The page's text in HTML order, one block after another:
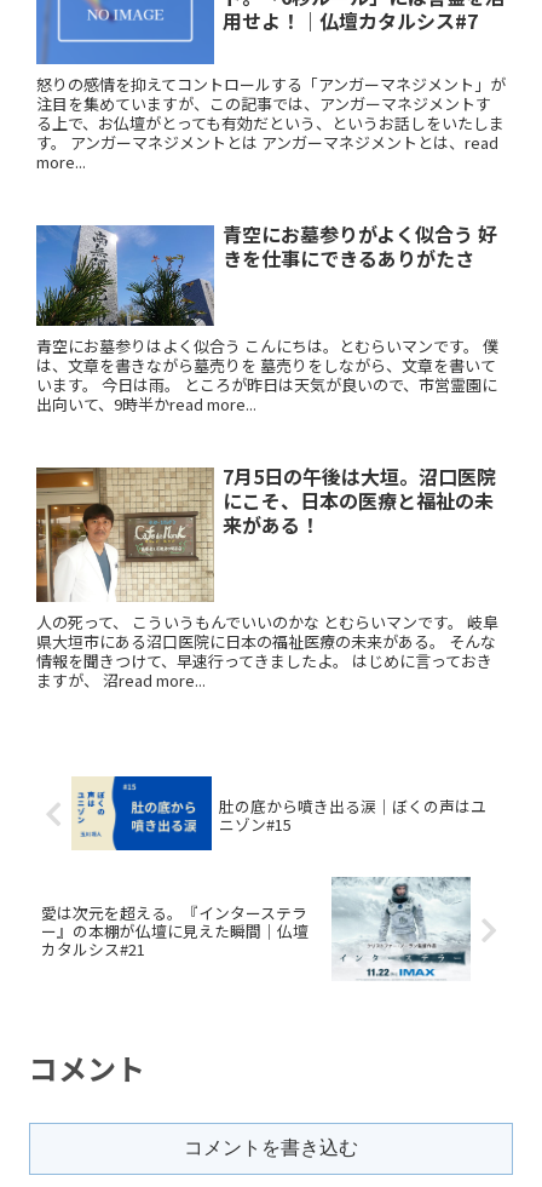
用せよ！｜仏壇カタルシス#7
怒りの感情を抑えてコントロールする「アンガーマネジメント」が
注目を集めていますが、この記事では、アンガーマネジメントす
る上で、お仏壇がとっても有効だという、というお話しをいたしま
す。 アンガーマネジメントとは アンガーマネジメントとは、read
more...
青空にお墓参りがよく似合う 好
きを仕事にできるありがたさ
青空にお墓参りはよく似合う こんにちは。とむらいマンです。 僕
は、文章を書きながら墓売りを 墓売りをしながら、文章を書いて
います。 今日は雨。 ところが昨日は天気が良いので、市営霊園に
出向いて、9時半かread more...
7月5日の午後は大垣。沼口医院
にこそ、日本の医療と福祉の未
来がある！
人の死って、 こういうもんでいいのかな とむらいマンです。 岐阜
県大垣市にある沼口医院に日本の福祉医療の未来がある。 そんな
情報を聞きつけて、早速行ってきましたよ。 はじめに言っておき
ますが、 沼read more...
肚の底から噴き出る涙｜ぼくの声はユ
ニゾン#15
愛は次元を超える。『インターステラ
ー』の本棚が仏壇に見えた瞬間｜仏壇
カタルシス#21
コメント
コメントを書き込む